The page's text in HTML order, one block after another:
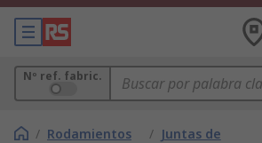
Nº ref. fabric.
/ Rodamientos
/ Juntas de